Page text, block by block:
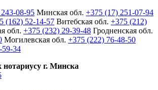
08-95 Минская обл. +375 (17) 251-07-94
(162) 52-14-57 Витебская обл. +375 (212)
обл. +375 (232) 29-39-48 Гродненская обл.
Могилевская обл. +375 (222) 76-48-50
59-34
нотариусу г. Минска